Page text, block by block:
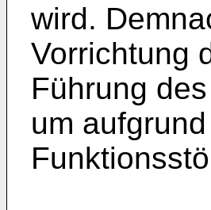
wird.
Vorrichtung
Führung
um